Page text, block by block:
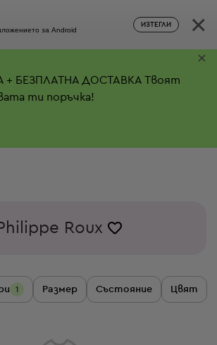
за Android
ИЗТЕГЛИ ×
+ БЕЗПЛАТНА ДОСТАВКА Твоят
ти поръчка!
×
Roux
1 Размер Състояние Цвят